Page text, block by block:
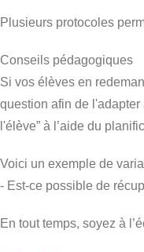
Plusieurs protocoles
Conseils pédagogiques
Si vos élèves en
question afin de
l'élève” à l’aide du
Voici un exemple de
- Est-ce possible de
En tout temps, soyez à